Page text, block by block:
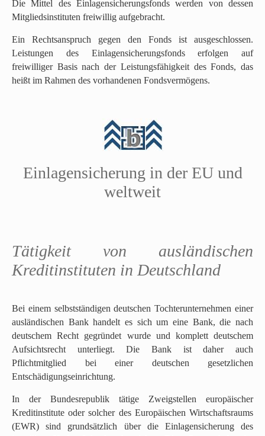
Die Mittel des Einlagensicherungsfonds werden von dessen
Mitgliedsinstituten freiwillig aufgebracht.
Ein Rechtsanspruch gegen den Fonds ist ausgeschlossen.
Leistungen des Einlagensicherungsfonds erfolgen auf
freiwilliger Basis nach der Leistungsfähigkeit des Fonds, das
heißt im Rahmen des vorhandenen Fondsvermögens.
a
h
s
i
n
g
e
n
o
o
Einlagensicherung in der EU und
weltweit
Tätigkeit von ausländischen
Kreditinstituten in Deutschland
Bei einem selbstständigen deutschen Tochterunternehmen einer
ausländischen Bank handelt es sich um eine Bank, die nach
deutschem Recht gegründet wurde und komplett deutschem
Aufsichtsrecht unterliegt. Die Bank ist daher auch
Pflichtmitglied bei einer deutschen gesetzlichen
Entschädigungseinrichtung.
In der Bundesrepublik tätige Zweigstellen europäischer
Kreditinstitute oder solcher des Europäischen Wirtschaftsraums
(EWR) sind grundsätzlich über die Einlagensicherung des